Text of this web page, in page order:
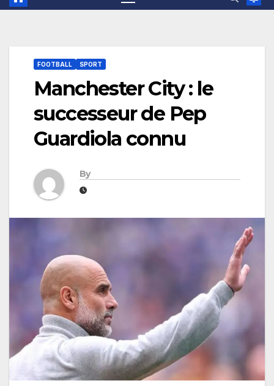
FOOTBALL SPORT
Manchester City : le
successeur de Pep
Guardiola connu
By